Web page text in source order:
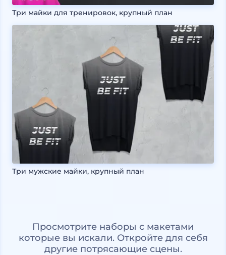
Три майки для тренировок, крупный план
Три мужские майки, крупный план
Просмотрите наборы с макетами
которые вы искали. Откройте для себя
другие потрясающие сцены.